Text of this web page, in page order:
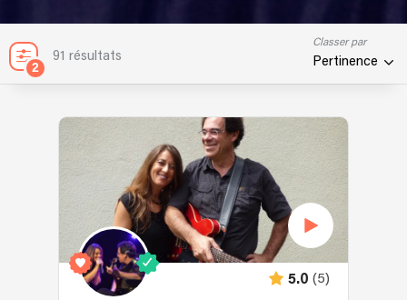
2
91 résultats
Classer par
Pertinence
5.0 (5)